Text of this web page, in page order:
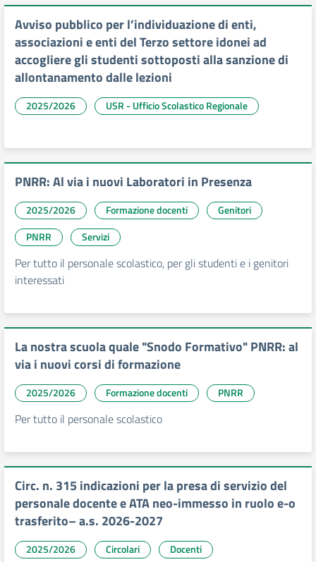
Avviso pubblico per l’individuazione di enti,
associazioni e enti del Terzo settore idonei ad
accogliere gli studenti sottoposti alla sanzione di
allontanamento dalle lezioni
2025/2026 USR - Ufficio Scolastico Regionale
PNRR: Al via i nuovi Laboratori in Presenza
2025/2026 Formazione docenti
Genitori
PNRR
Servizi
Per tutto il personale scolastico, per gli studenti e i genitori
interessati
La nostra scuola quale "Snodo Formativo" PNRR: al
via i nuovi corsi di formazione
2025/2026 Formazione docenti PNRR
Per tutto il personale scolastico
Circ. n. 315 indicazioni per la presa di servizio del
personale docente e ATA neo-immesso in ruolo e-o
trasferito– a.s. 2026-2027
2025/2026 Circolari
Docenti